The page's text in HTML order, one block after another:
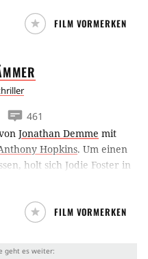
möglich. Nicht leicht,
FILM VORMERKEN
461
Jonathan Demme mit
Hopkins. Um einen
holt sich Jodie Foster in
Lecter.
FILM VORMERKEN